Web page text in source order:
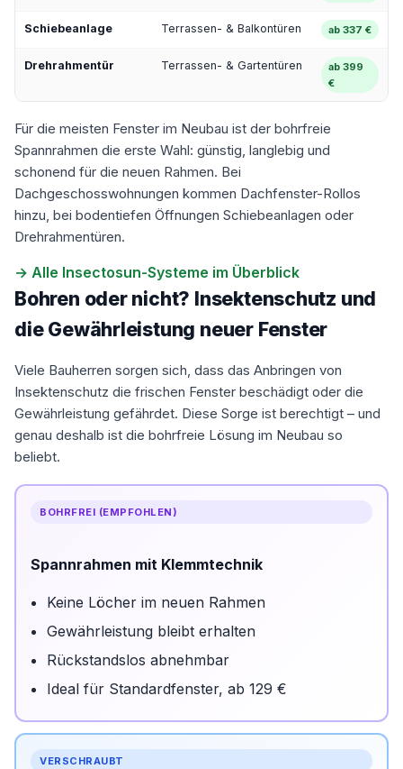
Schiebeanlage Terrassen- & Balkontüren ab 337 €
Drehrahmentür Terrassen- & Gartentüren
ab 399
€
Für die meisten Fenster im Neubau ist der bohrfreie
Spannrahmen die erste Wahl: günstig, langlebig und
schonend für die neuen Rahmen. Bei
Dachgeschosswohnungen kommen Dachfenster-Rollos
hinzu, bei bodentiefen Öffnungen Schiebeanlagen oder
Drehrahmentüren.
→ Alle Insectosun-Systeme im Überblick
Bohren oder nicht? Insektenschutz und
die Gewährleistung neuer Fenster
Viele Bauherren sorgen sich, dass das Anbringen von
Insektenschutz die frischen Fenster beschädigt oder die
Gewährleistung gefährdet. Diese Sorge ist berechtigt – und
genau deshalb ist die bohrfreie Lösung im Neubau so
beliebt.
BOHRFREI (EMPFOHLEN)
Spannrahmen mit Klemmtechnik
Keine Löcher im neuen Rahmen
Gewährleistung bleibt erhalten
Rückstandslos abnehmbar
Ideal für Standardfenster, ab 129 €
VERSCHRAUBT